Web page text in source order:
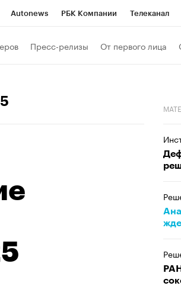
Autonews РБК Компании Телеканал
Пресс-релизы От первого лица